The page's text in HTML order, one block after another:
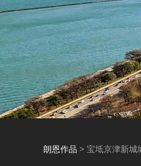
朗恩作品 > 宝坻京津新城